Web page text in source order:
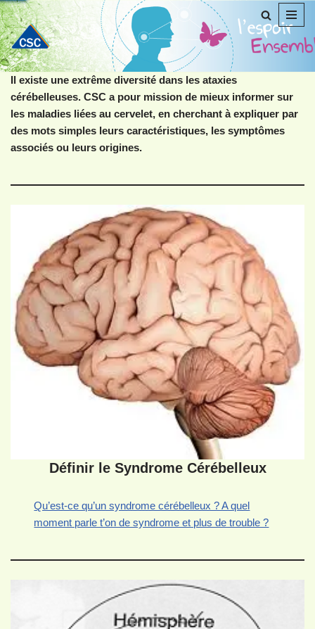
Aller
au
contenu
Il existe une extrême diversité dans les ataxies
cérébelleuses. CSC a pour mission de mieux informer sur
les maladies liées au cervelet, en cherchant à expliquer par
des mots simples leurs caractéristiques, les symptômes
associés ou leurs origines.
Définir le Syndrome Cérébelleux
Qu’est-ce qu’un syndrome cérébelleux ? A quel
moment parle t’on de syndrome et plus de trouble ?